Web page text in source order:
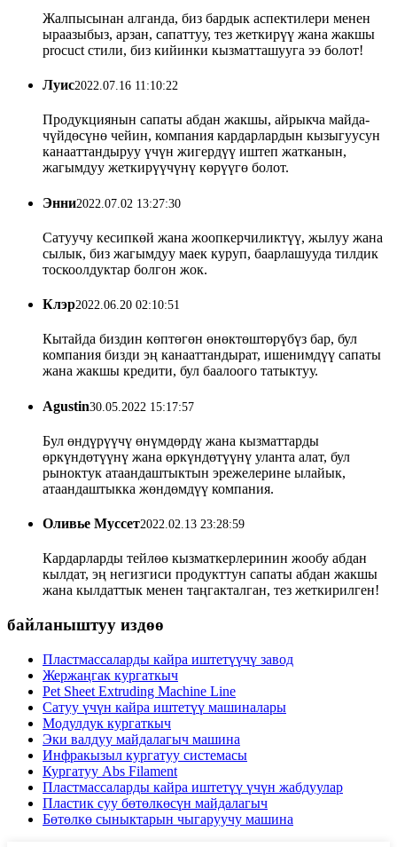
Жалпысынан алганда, биз бардык аспектилери менен
ыраазыбыз, арзан, сапаттуу, тез жеткирүү жана жакшы
procuct стили, биз кийинки кызматташууга ээ болот!
Луис2022.07.16 11:10:22
Продукциянын сапаты абдан жакшы, айрыкча майда-
чүйдөсүнө чейин, компания кардарлардын кызыгуусун
канааттандыруу үчүн жигердүү иштеп жатканын,
жагымдуу жеткирүүчүнү көрүүгө болот.
Энни2022.07.02 13:27:30
Сатуучу кесипкөй жана жоопкерчиликтүү, жылуу жана
сылык, биз жагымдуу маек куруп, баарлашууда тилдик
тоскоолдуктар болгон жок.
Клэр2022.06.20 02:10:51
Кытайда биздин көптөгөн өнөктөштөрүбүз бар, бул
компания бизди эң ​​канааттандырат, ишенимдүү сапаты
жана жакшы кредити, бул баалоого татыктуу.
Agustin30.05.2022 15:17:57
Бул өндүрүүчү өнүмдөрдү жана кызматтарды
өркүндөтүүнү жана өркүндөтүүнү уланта алат, бул
рыноктук атаандаштыктын эрежелерине ылайык,
атаандаштыкка жөндөмдүү компания.
Оливье Муссет2022.02.13 23:28:59
Кардарларды тейлөө кызматкерлеринин жообу абдан
кылдат, эң негизгиси продукттун сапаты абдан жакшы
жана кылдаттык менен таңгакталган, тез жеткирилген!
байланыштуу издөө
Пластмассаларды кайра иштетүүчү завод
Жержаңгак кургаткыч
Pet Sheet Extruding Machine Line
Сатуу үчүн кайра иштетүү машиналары
Модулдук кургаткыч
Эки валдуу майдалагыч машина
Инфракызыл кургатуу системасы
Кургатуу Abs Filament
Пластмассаларды кайра иштетүү үчүн жабдуулар
Пластик суу бөтөлкөсүн майдалагыч
Бөтөлкө сыныктарын чыгаруучу машина